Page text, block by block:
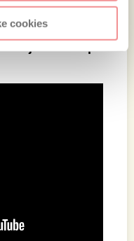
cookies